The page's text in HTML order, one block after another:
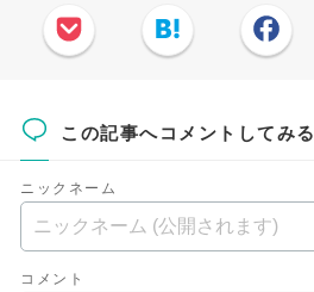
この記事へコメントしてみる
ニックネーム
コメント